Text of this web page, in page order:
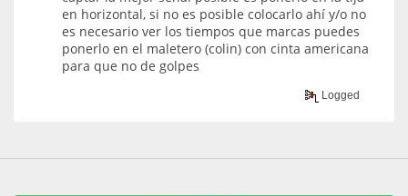
en horizontal, si no es posible colocarlo ahí y/o no
es necesario ver los tiempos que marcas puedes
ponerlo en el maletero (colin) con cinta americana
para que no de golpes
Logged